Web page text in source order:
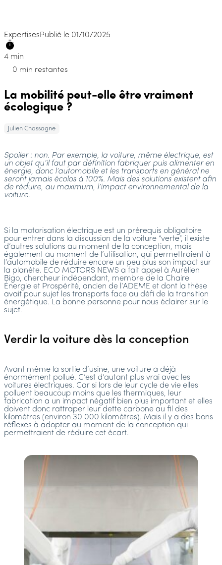
ExpertisesPublié le 01/10/2025
4 min
0 min restantes
La mobilité peut-elle être vraiment
écologique ?
Julien Chassagne
Spoiler : non. Par exemple, la voiture, même électrique, est
un objet qu’il faut par définition fabriquer puis alimenter en
énergie, donc l’automobile et les transports en général ne
seront jamais écolos à 100%. Mais des solutions existent afin
de réduire, au maximum, l’impact environnemental de la
voiture.
Si la motorisation électrique est un prérequis obligatoire
pour entrer dans la discussion de la voiture “verte”, il existe
d’autres solutions au moment de la conception, mais
également au moment de l’utilisation, qui permettraient à
l’automobile de réduire encore un peu plus son impact sur
la planète. ECO MOTORS NEWS a fait appel à Aurélien
Bigo, chercheur indépendant, membre de la Chaire
Énergie et Prospérité, ancien de l’ADEME et dont la thèse
avait pour sujet les transports face au défi de la transition
énergétique. La bonne personne pour nous éclairer sur le
sujet.
Verdir la voiture dès la conception
Avant même la sortie d’usine, une voiture a déjà
énormément pollué. C’est d’autant plus vrai avec les
voitures électriques. Car si lors de leur cycle de vie elles
polluent beaucoup moins que les thermiques, leur
fabrication a un impact négatif bien plus important et elles
doivent donc rattraper leur dette carbone au fil des
kilomètres (environ 30 000 kilomètres). Mais il y a des bons
réflexes à adopter au moment de la conception qui
permettraient de réduire cet écart.